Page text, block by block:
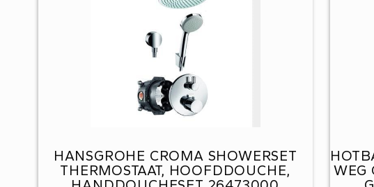
HANSGROHE CROMA SHOWERSET
THERMOSTAAT, HOOFDDOUCHE,
WEG